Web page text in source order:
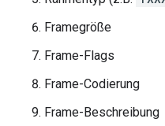
Framegröße
Frame-Flags
Frame-Codierung
Frame-Beschreibung